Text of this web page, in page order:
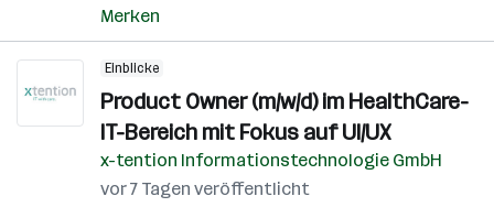
Merken
Einblicke
Product Owner (m/w/d) im HealthCare-
IT-Bereich mit Fokus auf UI/UX
x-tention Informationstechnologie GmbH
vor 7 Tagen veröffentlicht